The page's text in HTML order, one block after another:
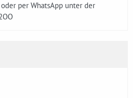
per WhatsApp unter der